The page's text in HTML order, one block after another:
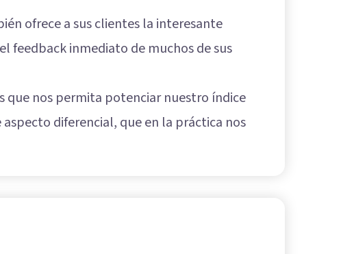
ofrece a sus clientes la interesante
feedback inmediato de muchos de sus
que nos permita potenciar nuestro índice
aspecto diferencial, que en la práctica nos